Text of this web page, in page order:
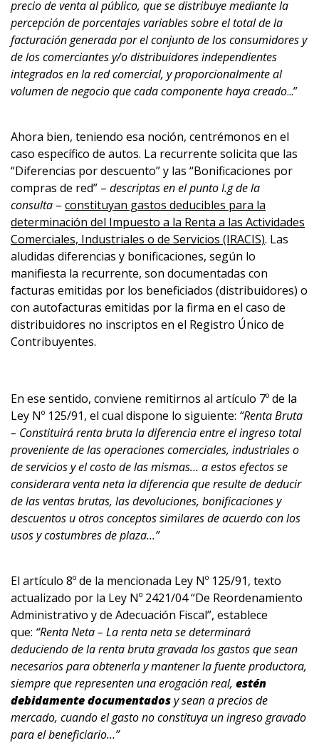
precio de venta al público, que se distribuye mediante la
percepción de porcentajes variables sobre el total de la
facturación generada por el conjunto de los consumidores y
de los comerciantes y/o distribuidores independientes
integrados en la red comercial, y proporcionalmente al
volumen de negocio que cada componente haya creado...”
Ahora bien, teniendo esa noción, centrémonos en el
caso específico de autos. La recurrente solicita que las
“Diferencias por descuento” y las “Bonificaciones por
compras de red” – descriptas en el punto I.g de la
consulta – constituyan gastos deducibles para la
determinación del Impuesto a la Renta a las Actividades
Comerciales, Industriales o de Servicios (IRACIS). Las
aludidas diferencias y bonificaciones, según lo
manifiesta la recurrente, son documentadas con
facturas emitidas por los beneficiados (distribuidores) o
con autofacturas emitidas por la firma en el caso de
distribuidores no inscriptos en el Registro Único de
Contribuyentes.
En ese sentido, conviene remitirnos al artículo 7º de la
Ley Nº 125/91, el cual dispone lo siguiente: “Renta Bruta
– Constituirá renta bruta la diferencia entre el ingreso total
proveniente de las operaciones comerciales, industriales o
de servicios y el costo de las mismas… a estos efectos se
considerara venta neta la diferencia que resulte de deducir
de las ventas brutas, las devoluciones, bonificaciones y
descuentos u otros conceptos similares de acuerdo con los
usos y costumbres de plaza…”
El artículo 8º de la mencionada Ley Nº 125/91, texto
actualizado por la Ley Nº 2421/04 “De Reordenamiento
Administrativo y de Adecuación Fiscal”, establece
que: “Renta Neta – La renta neta se determinará
deduciendo de la renta bruta gravada los gastos que sean
necesarios para obtenerla y mantener la fuente productora,
siempre que representen una erogación real, estén
debidamente documentadosy sean a precios de
mercado, cuando el gasto no constituya un ingreso gravado
para el beneficiario…”